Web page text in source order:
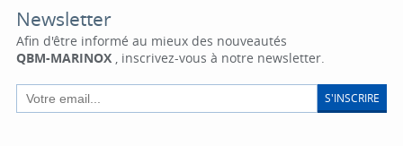
Newsletter
Afin d'être informé au mieux des nouveautés
QBM-MARINOX, inscrivez-vous à notre newsletter.
S'INSCRIRE